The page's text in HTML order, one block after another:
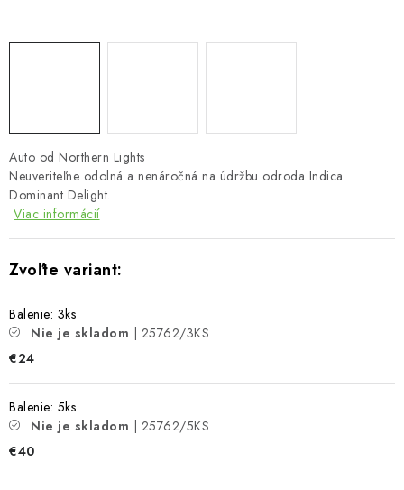
Auto od Northern Lights
Neuveriteľne odolná a nenáročná na údržbu odroda Indica
Dominant Delight.
Viac informácií
Balenie: 3ks
Nie je skladom
| 25762/3KS
€24
Balenie: 5ks
Nie je skladom
| 25762/5KS
€40